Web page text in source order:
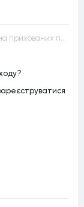
Доктрина виключних повноважень VS Доктрина прихованих повноважень